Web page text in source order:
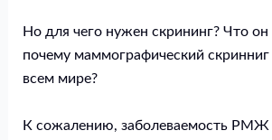
Но для чего нужен скрининг? Что он
почему маммографический
всем мире?
К сожалению, заболеваемость РМЖ